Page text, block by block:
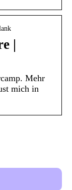
|
Mehr
mich in